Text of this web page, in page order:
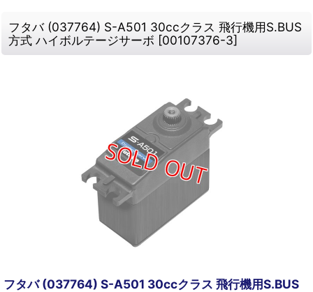
フタバ (037764) S-A501 30ccクラス 飛行機用S.BUS
方式 ハイボルテージサーボ [00107376-3]
フタバ (037764) S-A501 30ccクラス 飛行機用S.BUS